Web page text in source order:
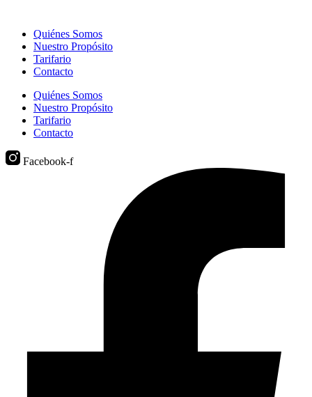
Quiénes Somos
Nuestro Propósito
Tarifario
Contacto
Quiénes Somos
Nuestro Propósito
Tarifario
Contacto
Facebook-f